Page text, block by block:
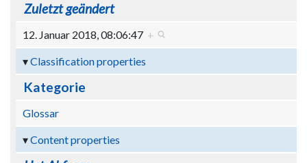
Zuletzt geändert
12. Januar 2018, 08:06:47 +
Classification properties
Kategorie
Glossar
Content properties